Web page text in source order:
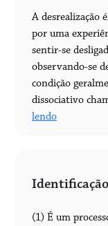
A desrealização
por uma
sentir-se
observando-se
condição
dissociativo
lendo
Identificação
(1) É um